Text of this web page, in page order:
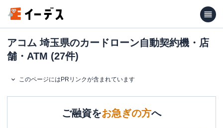
アコム 埼玉県のカードローン自動契約機・店
舗・ATM (27件)
このページにはPRリンクが含まれています
ご融資をお急ぎの方へ